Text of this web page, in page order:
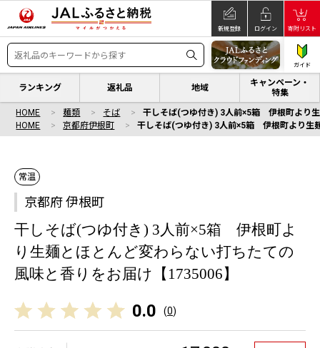
新規登録 ログイン 寄附リスト
ガイド
ランキング 返礼品 地域
キャンペーン・
特集
HOME 麺類 そば
干しそば(つゆ付き) 3人前×5箱 伊根町より
HOME
京都府伊根町 干しそば(つゆ付き) 3人前×5箱 伊根町より生
常温
京都府 伊根町
干しそば(つゆ付き) 3人前×5箱 伊根町よ
り生麺とほとんど変わらない打ちたての
風味と香りをお届け【1735006】
0.0 (0)